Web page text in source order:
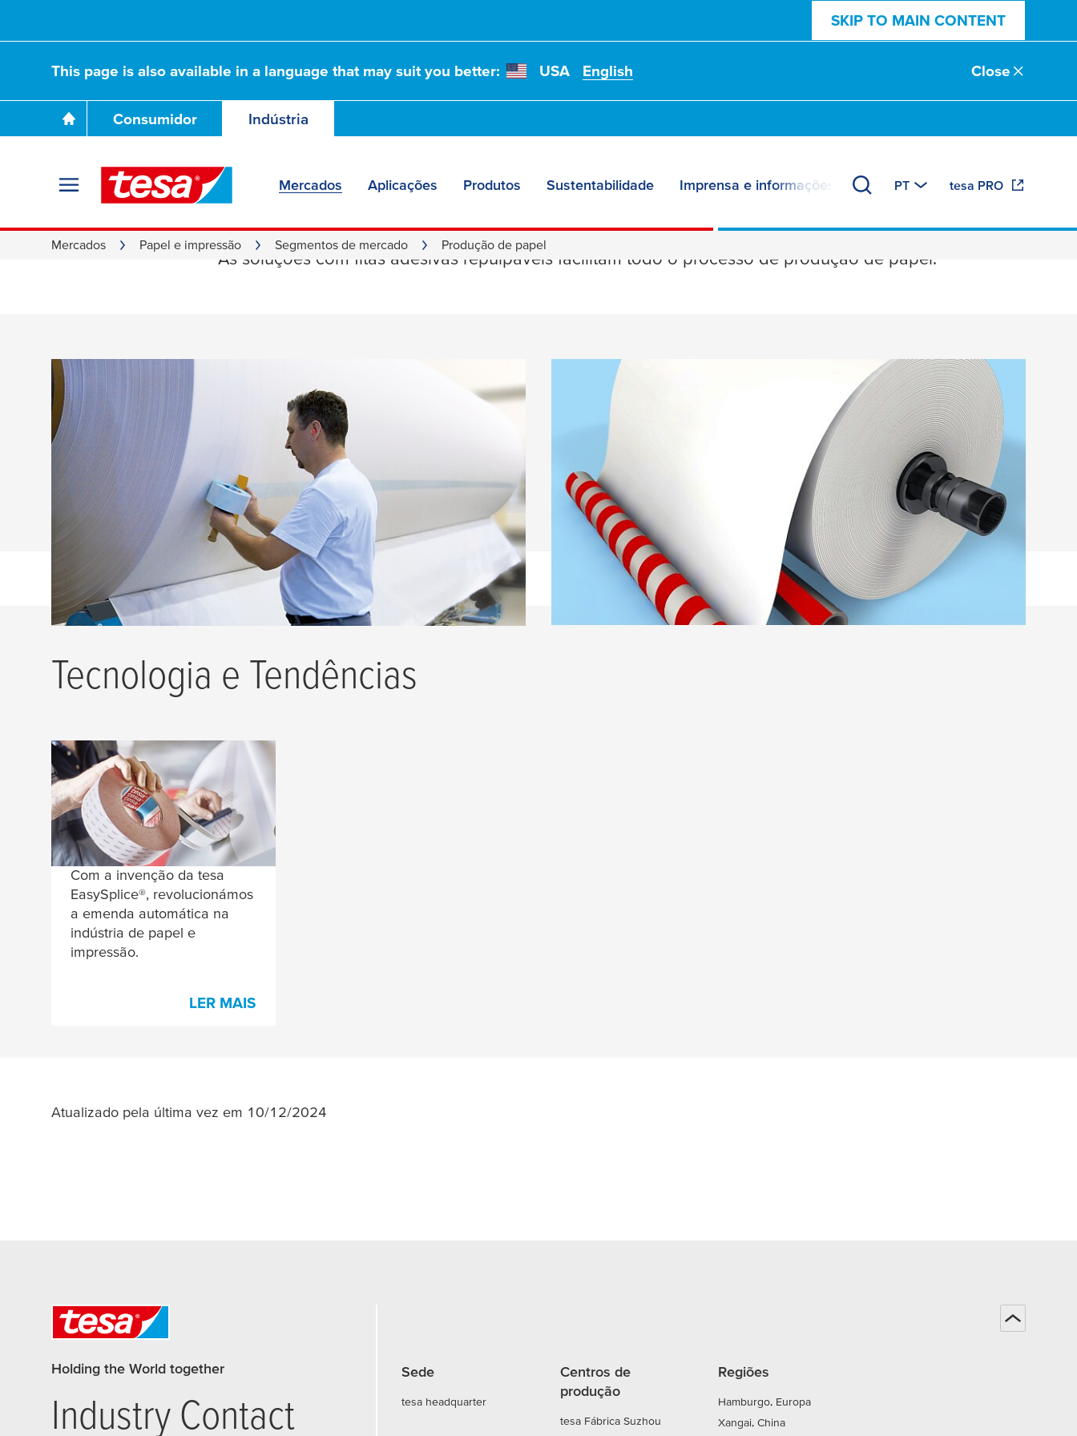
SKIP TO MAIN CONTENT
This page is also available in a language that may suit you better: USA English Close
Consumidor Indústria
Mercados Aplicações Produtos Sustentabilidade Imprensa e informações PT tesa PRO
Mercados Papel e impressão Segmentos de mercado Produção de papel
Produção de papel
As soluções com fitas adesivas repulpáveis facilitam todo o processo de produção de papel.
Fitas para Emendas Repulpáveis na Produção de Papel
O seu parceiro industrial de soluções de fitas adesivas repulpáveis
há mais de 40 anos.
Fitas adesivas na Produção de Papel
Soluções de fita comprovadas para efectuar emendas ou para
fechar bobinas para o transporte dentro e fora das fábricas de papel.
LER MAIS
Tecnologia e Tendências
As nossas fitas de
emenda e suplementos
para a indústria do
papel e impressão
Com a invenção da tesa
EasySplice®, revolucionámos
a emenda automática na
indústria de papel e
impressão.
LER MAIS
Atualizado pela última vez em 10/12/2024
Holding the World together
Industry Contact
Sede
tesa headquarter
Centros de
produção
tesa Fábrica Suzhou
Regiões
Hamburgo, Europa
Xangai, China